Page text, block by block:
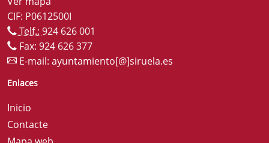
CIF: P0612500I
Telf.: 924 626 001
Fax: 924 626 377
E-mail: ayuntamiento[@]siruela.es
Enlaces
Inicio
Contacte